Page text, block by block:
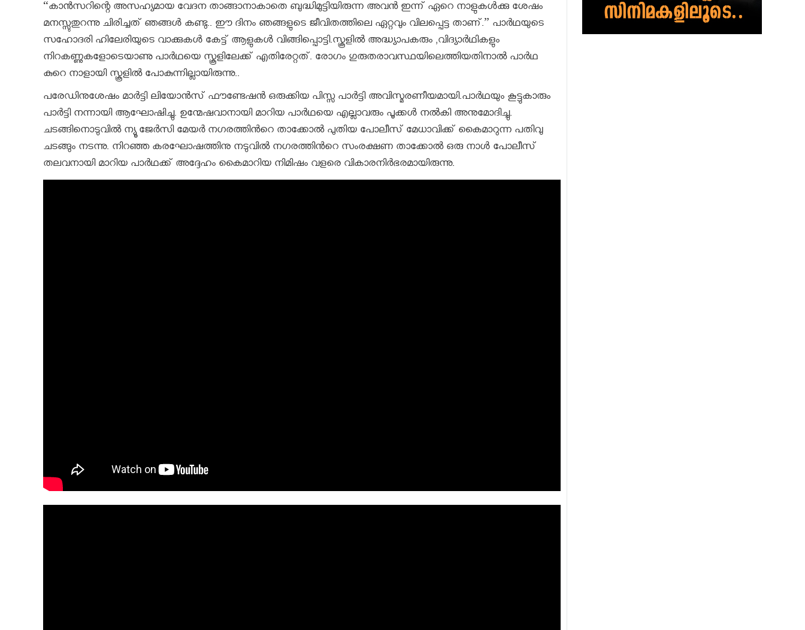
“കാൻസറിന്റെ അസഹ്യമായ വേദന താങ്ങാനാകാതെ ബുദ്ധിമുട്ടിയിരുന്ന അവന്‍ ഇന്ന് ഏറെ നാളുകള്‍ക്കു ശേഷം
മനസ്സുതുറന്നു ചിരിച്ചത് ഞങ്ങള്‍ കണ്ടു.. ഈ ദിനം ഞങ്ങളുടെ ജീവിതത്തിലെ ഏറ്റവും വിലപ്പെട്ട താണ്‌.” പാര്‍ഥയുടെ
സഹോദരി ഹിലേരിയുടെ വാക്കുകള്‍ കേട്ട് ആളുകള്‍ വിങ്ങിപ്പൊട്ടി.സ്കൂളില്‍ അദ്ധ്യാപകരും ,വിദ്യാര്‍ഥികളും
നിറകണ്ണുകളോടെയാണു പാര്‍ഥയെ സ്കൂളിലേക്ക് എതിരേറ്റത്. രോഗം ഗുരുതരാവസ്ഥയിലെത്തിയതിനാല്‍ പാര്‍ഥ
കുറെ നാളായി സ്കൂളില്‍ പോകുന്നില്ലായിരുന്നു..
പരേഡിനുശേഷം മാര്‍ട്ടി ലിയോന്‍സ് ഫൗണ്ടേഷന്‍ ഒരുക്കിയ പിസ്സ പാര്‍ട്ടി അവിസ്മരണീയമായി.പാര്‍ഥയും കൂട്ടുകാരും
പാര്‍ട്ടി നന്നായി ആഘോഷിച്ചു. ഉന്മേഷവാനായി മാറിയ പാര്‍ഥയെ എല്ലാവരും പൂക്കള്‍ നല്‍കി അനുമോദിച്ചു.
ചടങ്ങിനൊടുവില്‍ ന്യൂ ജേര്‍സി മേയര്‍ നഗരത്തിന്‍റെ താക്കോല്‍ പുതിയ പോലീസ് മേധാവിക്ക് കൈമാറുന്ന പതിവു
ചടങ്ങും നടന്നു. നിറഞ്ഞ കരഘോഷത്തിനു നടുവില്‍ നഗരത്തിന്‍റെ സംരക്ഷണ താക്കോല്‍ ഒരു നാള്‍ പോലീസ്
തലവനായി മാറിയ പാര്‍ഥക്ക് അദ്ദേഹം കൈമാറിയ നിമിഷം വളരെ വികാരനിര്‍ഭരമായിരുന്നു.